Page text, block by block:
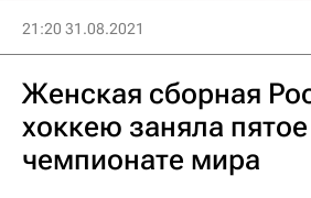
21:20 31.08.2021
Женская сборная
хоккею заняла
чемпионате мира